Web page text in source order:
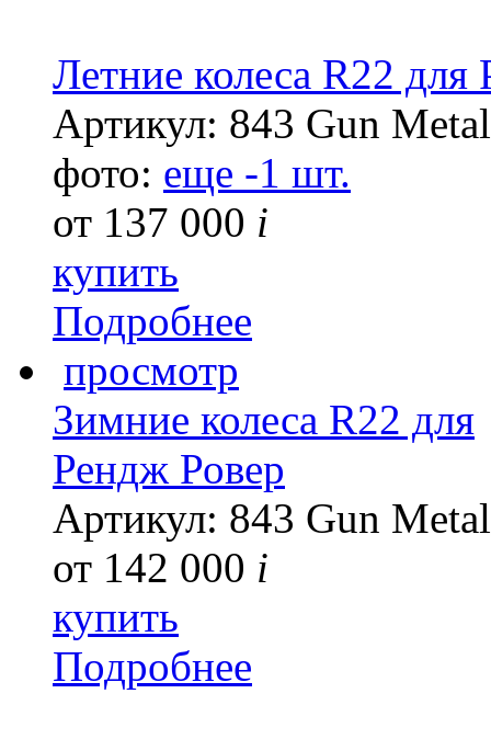
Летние колеса R22 для
Артикул: 843 Gun Metal
фото: еще -1 шт.
от 137 000 i
купить
Подробнее
просмотр
Зимние колеса R22 для
Рендж Ровер
Артикул: 843 Gun Metal
от 142 000 i
купить
Подробнее